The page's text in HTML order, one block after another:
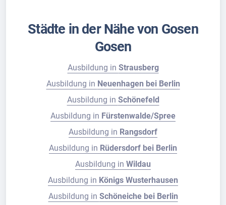
Städte in der Nähe von Gosen
Gosen
Ausbildung in Strausberg
Ausbildung in Neuenhagen bei Berlin
Ausbildung in Schönefeld
Ausbildung in Fürstenwalde/Spree
Ausbildung in Rangsdorf
Ausbildung in Rüdersdorf bei Berlin
Ausbildung in Wildau
Ausbildung in Königs Wusterhausen
Ausbildung in Schöneiche bei Berlin